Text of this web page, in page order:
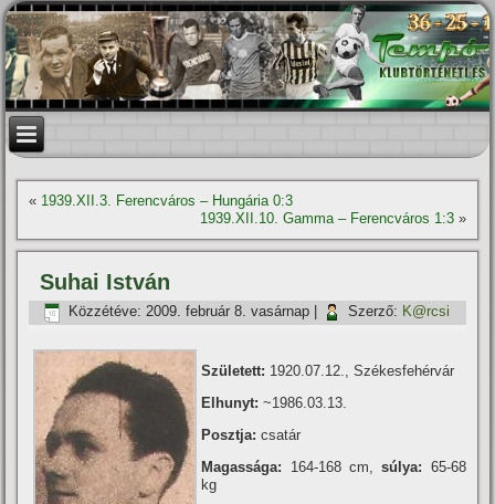
« 1939.XII.3. Ferencváros – Hungária 0:3
1939.XII.10. Gamma – Ferencváros 1:3»
Suhai István
Közzétéve: 2009. február 8. vasárnap Szerző: K@rcsi
Született: 1920.07.12., Székesfehérvár
Elhunyt: ~1986.03.13.
Posztja: csatár
Magassága: 164-168 cm,súlya: 65-68
kg